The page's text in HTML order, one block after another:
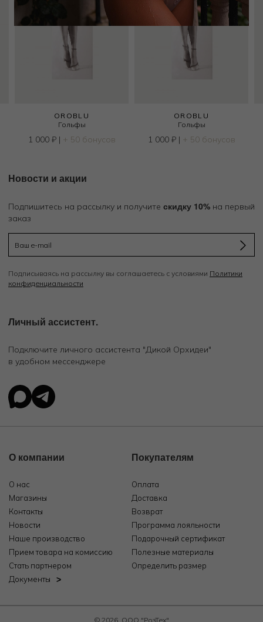
OROBLU
Гольфы
1 000 ₽| + 50 бонусов
OROBLU
Гольфы
1 000 ₽| + 50 бонусов
Новости и акции
Подпишитесь на рассылку и получите скидку 10% на первый
заказ
Подписываясь на рассылку вы соглашаетесь с условиями Политики
конфиденциальности
Личный ассистент.
Подключите личного ассистента "Дикой Орхидеи"
в удобном мессенджере
О компании
О нас
Магазины
Контакты
Новости
Наше производство
Прием товара на комиссию
Стать партнером
Документы
Покупателям
Оплата
Доставка
Возврат
Программа лояльности
Подарочный сертификат
Полезные материалы
Определить размер
© 2026, ООО "РозТех"